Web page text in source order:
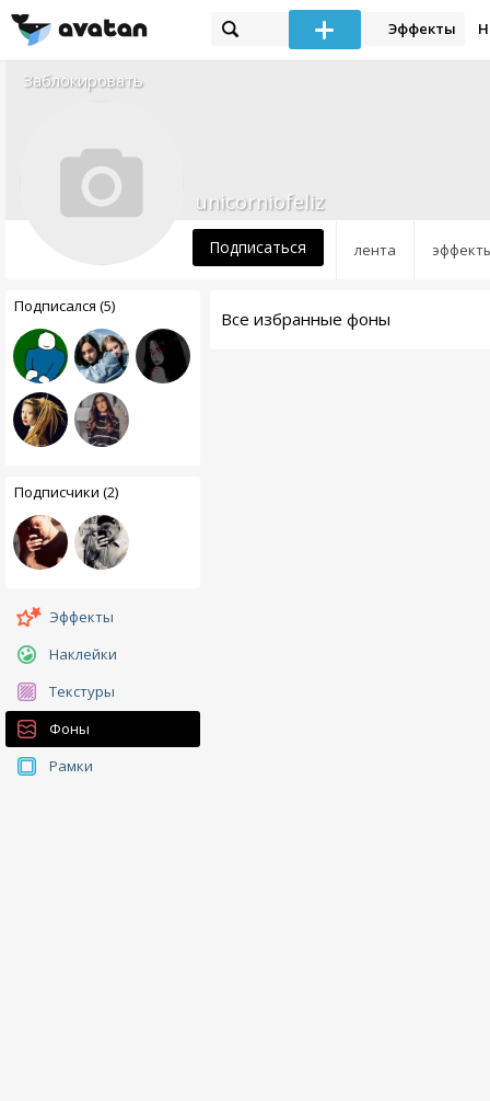
Эффекты
Заблокировать
лента
unicorniofeliz
Подписаться
Подписался (5)
Подписчики (2)
Эффекты
Наклейки
Текстуры
Фоны
Рамки
Все избранные фоны